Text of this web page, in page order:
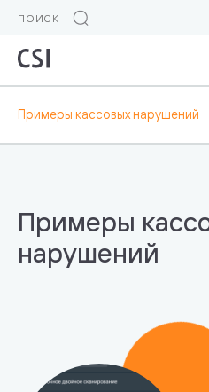
Примеры кассовых нарушений
Примеры
нарушений